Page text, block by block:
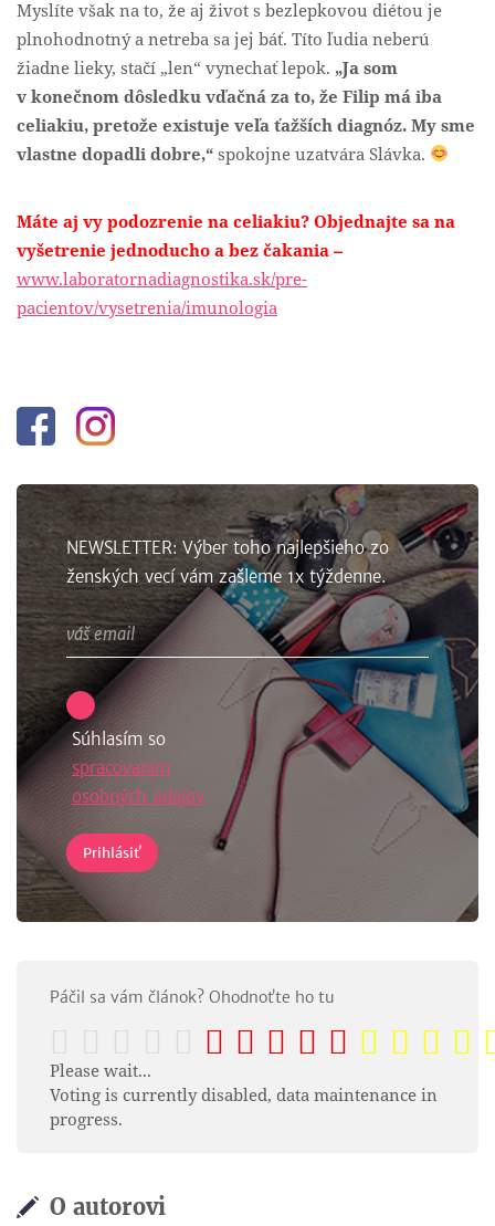
Myslíte však na to, že aj život s bezlepkovou diétou je
plnohodnotný a netreba sa jej báť. Títo ľudia neberú
žiadne lieky, stačí „len“ vynechať lepok. „Ja som
v konečnom dôsledku vďačná za to, že Filip má iba
celiakiu, pretože existuje veľa ťažších diagnóz. My sme
vlastne dopadli dobre,“ spokojne uzatvára Slávka.
Máte aj vy podozrenie na celiakiu? Objednajte sa na
vyšetrenie jednoducho a bez čakania –
www.laboratornadiagnostika.sk/pre-
pacientov/vysetrenia/imunologia
Facebook
NEWSLETTER: Výber toho najlepšieho zo
ženských vecí vám zašleme 1x týždenne.
Súhlasím so
spracovaním
osobných údajov
Páčil sa vám článok? Ohodnoťte ho tu
Please wait...
Voting is currently disabled, data maintenance in
progress.
O autorovi